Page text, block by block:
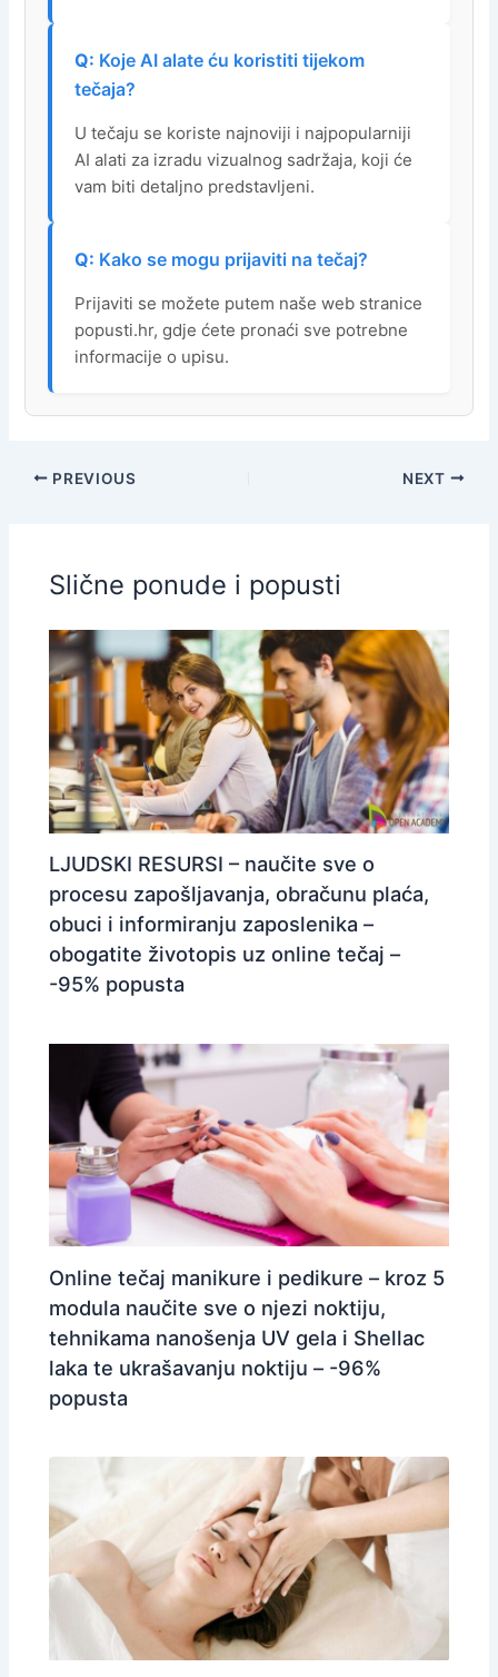
Koje AI alate ću koristiti tijekom
tečaja?
U tečaju se koriste najnoviji i najpopularniji
AI alati za izradu vizualnog sadržaja, koji će
vam biti detaljno predstavljeni.
Kako se mogu prijaviti na tečaj?
Prijaviti se možete putem naše web stranice
popusti.hr, gdje ćete pronaći sve potrebne
informacije o upisu.
PREVIOUS NEXT
Slične ponude i popusti
LJUDSKI RESURSI – naučite sve o
procesu zapošljavanja, obračunu plaća,
obuci i informiranju zaposlenika –
obogatite životopis uz online tečaj –
-95% popusta
Online tečaj manikure i pedikure – kroz 5
modula naučite sve o njezi noktiju,
tehnikama nanošenja UV gela i Shellac
laka te ukrašavanju noktiju – -96%
popusta